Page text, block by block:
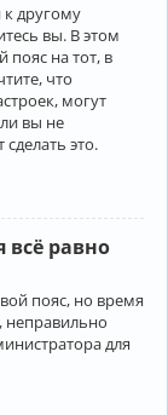
другому
вы. В этом
пояс на тот, в
что
могут
вы не
это.
всё равно
пояс, но время
неправильно
для